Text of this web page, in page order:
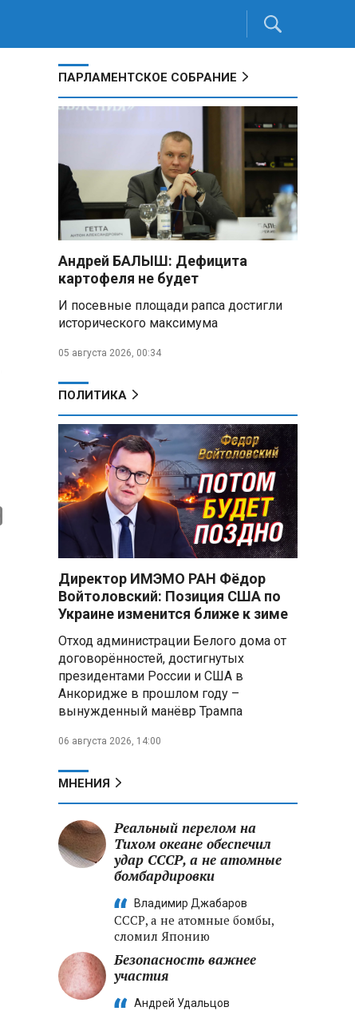
ПАРЛАМЕНТСКОЕ СОБРАНИЕ
Андрей БАЛЫШ: Дефицита
картофеля не будет
И посевные площади рапса достигли
исторического максимума
05 августа 2026, 00:34
ПОЛИТИКА
Директор ИМЭМО РАН Фёдор
Войтоловский: Позиция США по
Украине изменится ближе к зиме
Отход администрации Белого дома от
договорённостей, достигнутых
президентами России и США в
Анкоридже в прошлом году –
вынужденный манёвр Трампа
06 августа 2026, 14:00
МНЕНИЯ
Реальный перелом на
Тихом океане обеспечил
удар СССР, а не атомные
бомбардировки
Владимир Джабаров
СССР, а не атомные бомбы,
сломил Японию
Безопасность важнее
участия
Андрей Удальцов